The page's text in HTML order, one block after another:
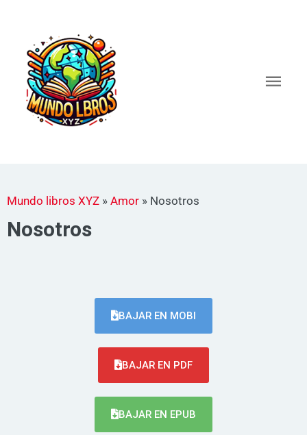
contenido
Mundo libros XYZ » Amor » Nosotros
Nosotros
BAJAR EN MOBI
BAJAR EN PDF
BAJAR EN EPUB